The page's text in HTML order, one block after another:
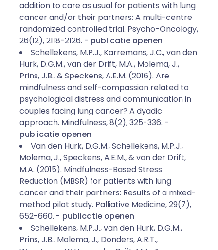
addition to care as usual for patients with lung
cancer and/or their partners: A multi-centre
randomized controlled trial. Psycho-Oncology,
26(12), 2118-2126. - publicatie openen
Schellekens, M.P.J., Karremans, J.C., van den
Hurk, D.G.M., van der Drift, M.A., Molema, J.,
Prins, J.B., & Speckens, A.E.M. (2016). Are
mindfulness and self-compassion related to
psychological distress and communication in
couples facing lung cancer? A dyadic
approach. Mindfulness, 8(2), 325-336. -
publicatie openen
Van den Hurk, D.G.M., Schellekens, M.P.J.,
Molema, J., Speckens, A.E.M., & van der Drift,
M.A. (2015). Mindfulness-Based Stress
Reduction (MBSR) for patients with lung
cancer and their partners: Results of a mixed-
method pilot study. Palliative Medicine, 29(7),
652-660. - publicatie openen
Schellekens, M.P.J., van den Hurk, D.G.M.,
Prins, J.B., Molema, J., Donders, A.R.T.,